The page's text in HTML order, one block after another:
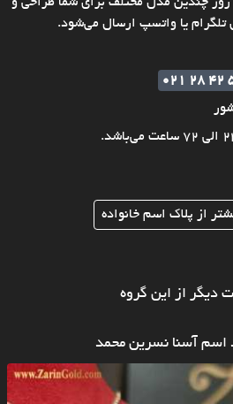
تلگرام یا واتسپ ارسال می‌شود.
021 28 42
از پلاک اسم خانواده
دیگر از این گروه
اسم آسنا نسرین محمد